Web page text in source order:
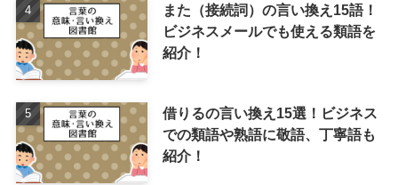
また（接続詞）の言い換え15語！
ビジネスメールでも使える類語を
紹介！
借りるの言い換え15選！ビジネス
での類語や熟語に敬語、丁寧語も
紹介！